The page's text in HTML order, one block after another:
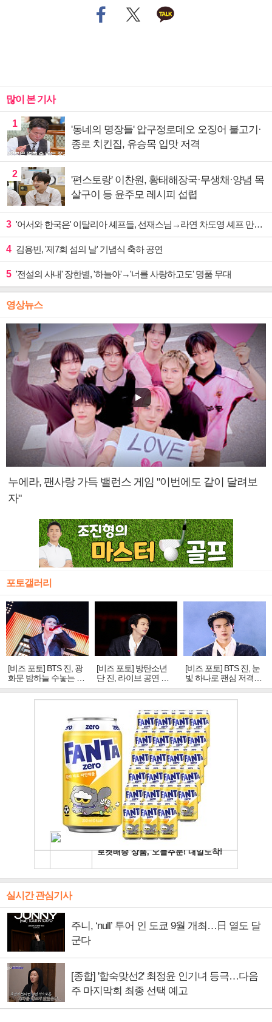
많이 본 기사
1
'동네의 명장들' 압구정로데오 오징어 불고기·
종로 치킨집, 유승목 입맛 저격
2
'편스토랑' 이찬원, 황태해장국·무생채·양념 목
살구이 등 윤주모 레시피 섭렵
3 '어서와 한국은' 이탈리아 셰프들, 선재스님→라연 차도영 셰프 만난다
4 김용빈, '제7회 섬의 날' 기념식 축하 공연
5 '전설의 사내' 장한별, '하늘아'→'너를 사랑하고도' 명품 무대
영상뉴스
누에라, 팬사랑 가득 밸런스 게임 "이번에도 같이 달려보
자"
포토갤러리
[비즈 포토] BTS 진, 광
화문 밤하늘 수놓는 '비
주얼 킹'의 열창
[비즈 포토] 방탄소년
단 진, 라이브 공연 중
빛나는 독보적 아우라
[비즈 포토] BTS 진, 눈
빛 하나로 팬심 저격…
독보적 카리스마
실시간 관심기사
주니, ‘null’ 투어 인 도쿄 9월 개최…日 열도 달
군다
[종합] '합숙맞선2' 최정윤 인기녀 등극…다음
주 마지막회 최종 선택 예고